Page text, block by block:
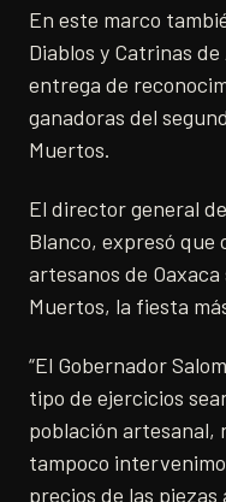
En este marco
Diablos y Catrinas
entrega de
ganadoras del
Muertos.
El director general
Blanco, expresó que
artesanos de
Muertos, la fiesta
“El Gobernador
tipo de ejercicios
población artesanal,
tampoco
precios de las